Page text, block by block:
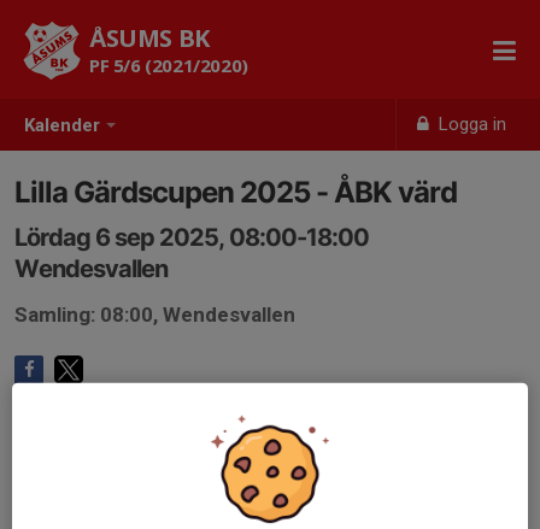
Kalender Logga in
ÅSUMS BK
PF 5/6 (2021/2020)
Lilla Gärdscupen 2025 - ÅBK värd
Lördag 6 sep 2025, 08:00-18:00
Wendesvallen
Samling: 08:00, Wendesvallen